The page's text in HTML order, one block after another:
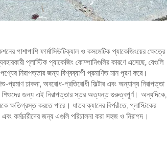
পাশাপাশি ফার্মাসিউটিক্যাল ও কসমেটিক প্যাকেজিংয়ের ক্ষেত্রে
প্লাস্টিক প্যাকেজিং কোম্পানিগুলির কারণে এসেছে, যেগুলি
নিরাপত্তার জন্য বিশ্বব্যাপী প্রমাণিত মান পূরণ করে।
ঢাকনা, অবরোধ-প্রতিরোধী ফিল্টার এবং অন্যান্য নিরাপত্তা
শিশুদের জন্য এই নিরাপত্তার স্তর অত্যন্ত গুরুত্বপূর্ণ। অন্যদিকে,
ক্ষতিগ্রস্ত করতে পারে। ধাতব ক্যানের বিপরীতে, প্লাস্টিকের
কর্মচারীদের জন্য এগুলি পরিচালনা করা সহজ ও নিরাপদ।